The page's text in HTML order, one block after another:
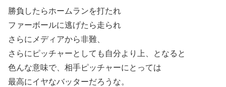
勝負したらホームランを打たれ
ファーボールに逃げたら走られ
さらにメディアから非難、
さらにピッチャーとしても自分より上、となると
色んな意味で、相手ピッチャーにとっては
最高にイヤなバッターだろうな。